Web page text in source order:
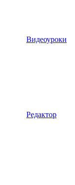
Видеоуроки
Редактор